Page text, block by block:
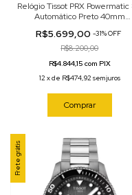
Relógio Tissot PRX
Automático Preto 40mm
R$5.699,00 -31%OFF
R$8.200,00
R$4.844,15 com PIX
12 xde R$474,92 sem juros
Comprar
Frete grátis